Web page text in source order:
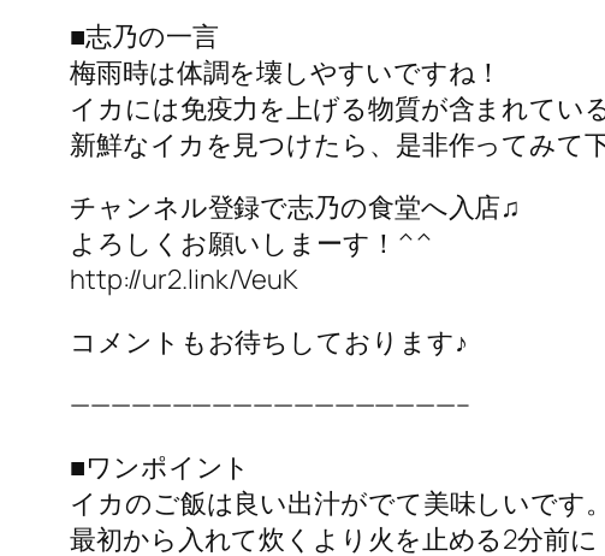
■志乃の一言
梅雨時は体調を壊しやすいですね！
イカには免疫力を上げる物質が含まれてい
新鮮なイカを見つけたら、是非作ってみて
チャンネル登録で志乃の食堂へ入店♫
よろしくお願いしまーす！^^
http://ur2.link/VeuK
コメントもお待ちしております♪
———————————————————–
■ワンポイント
イカのご飯は良い出汁がでて美味しいです。
最初から入れて炊くより火を止める2分前に